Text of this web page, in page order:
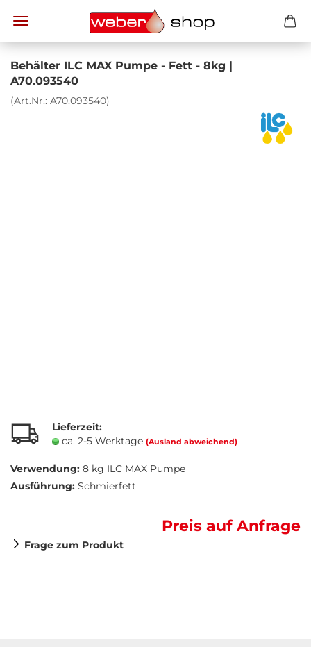
Be­häl­ter ILC MAX Pumpe - Fett - 8kg |
A70.093540
(Art.Nr.: A70.093540)
Lieferzeit:
ca. 2-5 Werktage (Ausland abweichend)
Verwendung: 8 kg ILC MAX Pumpe
Ausführung: Schmierfett
Preis auf Anfrage
Frage zum Produkt